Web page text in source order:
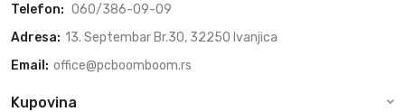
Telefon: 060/386-09-09
Adresa: 13. Septembar Br.30, 32250 Ivanjica
Email: office@pcboomboom.rs
Kupovina